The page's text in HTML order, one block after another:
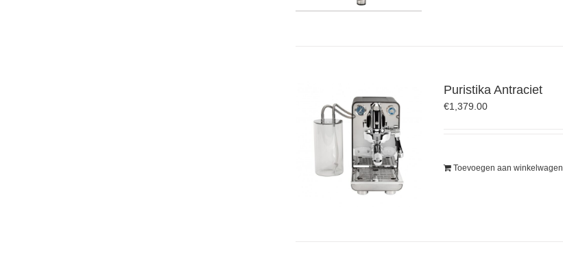
Puristika Antraciet
€1,379.00
Toevoegen aan winkelwagen